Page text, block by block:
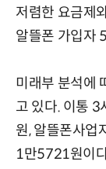
저렴한 요금제
알뜰폰 가입자
미래부 분석에
고 있다. 이통
원, 알뜰폰사업
1만5721원이